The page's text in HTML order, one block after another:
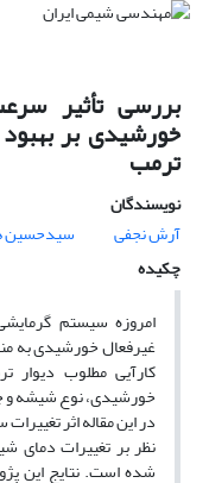
بررسی تأثیر
خورشیدی بر
ترمب
نویسندگان
آرش نجفی
سیدحسین
چکیده
امروزه سیستم
غیرفعال خورشیدی به
کارآیی مطلوب
خورشیدی، نوع شیشه و
در این مقاله اثر
نظر بر تغییرات
شده است. نتایج این